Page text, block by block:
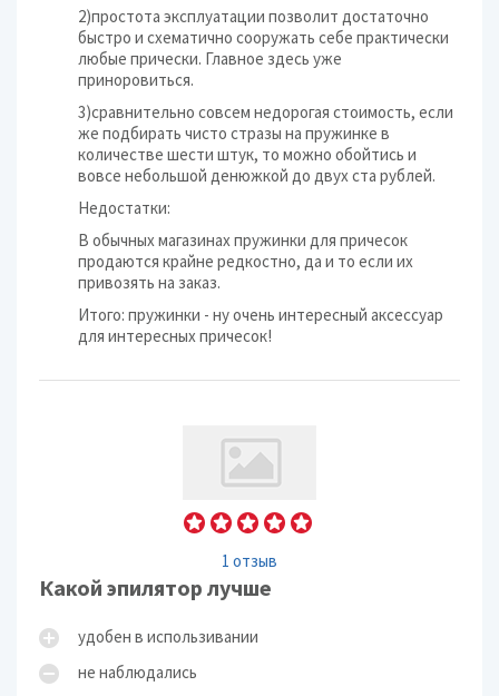
2)простота эксплуатации позволит достаточно
быстро и схематично сооружать себе практически
любые прически. Главное здесь уже
приноровиться.
3)сравнительно совсем недорогая стоимость, если
же подбирать чисто стразы на пружинке в
количестве шести штук, то можно обойтись и
вовсе небольшой денюжкой до двух ста рублей.
Недостатки:
В обычных магазинах пружинки для причесок
продаются крайне редкостно, да и то если их
привозять на заказ.
Итого: пружинки - ну очень интересный аксессуар
для интересных причесок!
1 отзыв
Какой эпилятор лучше
удобен в использивании
не наблюдались